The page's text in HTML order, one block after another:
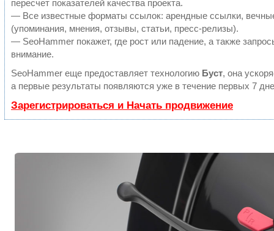
пересчет показателей качества проекта.
— Все известные форматы ссылок: арендные ссылки,
(упоминания, мнения, отзывы, статьи, пресс-релизы).
— SeoHammer покажет, где рост или падение, а также
внимание.
SeoHammer еще предоставляет технологию Буст, она
а первые результаты появляются уже в течение первых 7
Зарегистрироваться и Начать продвижение